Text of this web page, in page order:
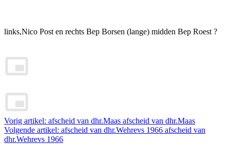
links,Nico Post en rechts Bep Borsen (lange) midden Bep Roest ?
Vorig artikel: afscheid van dhr.Maas afscheid van dhr.Maas
Volgende artikel: afscheid van dhr.Wehrevs 1966 afscheid van
dhr.Wehrevs 1966